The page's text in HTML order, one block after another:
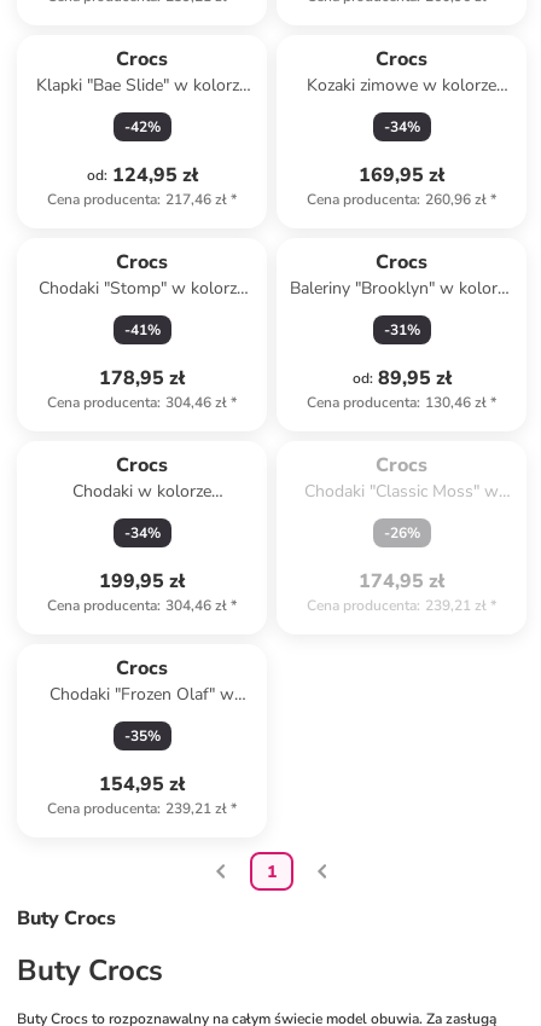
Crocs
Klapki "Bae Slide" w kolorze
żółtym
-42%
od: 124,95 zł
Cena producenta: 217,46 zł*
Crocs
Kozaki zimowe w kolorze
jasnoróżowym
-34%
169,95 zł
Cena producenta: 260,96 zł*
Crocs
Chodaki "Stomp" w kolorze
różowym
-41%
178,95 zł
Cena producenta: 304,46 zł*
Crocs
Baleriny "Brooklyn" w kolorze
jasnoróżowym
-31%
od: 89,95 zł
Cena producenta: 130,46 zł*
Crocs
Chodaki w kolorze
pomarańczowym
-34%
199,95 zł
Cena producenta: 304,46 zł*
Wyprzedane
Crocs
Chodaki "Classic Moss" w
kolorze khaki
-26%
174,95 zł
Cena producenta: 239,21 zł*
Crocs
Chodaki "Frozen Olaf" w
kolorze białym
-35%
154,95 zł
Cena producenta: 239,21 zł*
1
Buty Crocs
Buty Crocs
Buty Crocs to rozpoznawalny na całym świecie model obuwia. Za zasługą